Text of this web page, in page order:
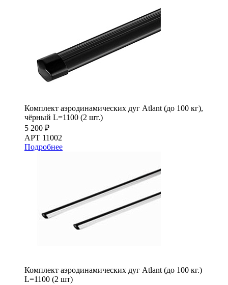
Комплект аэродинамических дуг Atlant (до 100 кг),
чёрный L=1100 (2 шт.)
5 200 ₽
АРТ 11002
Подробнее
Комплект аэродинамических дуг Atlant (до 100 кг.)
L=1100 (2 шт)